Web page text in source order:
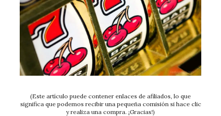
(Este artículo puede contener enlaces de afiliados, lo que
significa que podemos recibir una pequeña comisión si hace clic
y realiza una compra. ¡Gracias!)